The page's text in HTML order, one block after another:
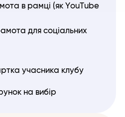
в рамці (як YouTube
для соціальних
учасника клубу
на вибір